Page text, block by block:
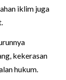
iklim juga
kekerasan
hukum.